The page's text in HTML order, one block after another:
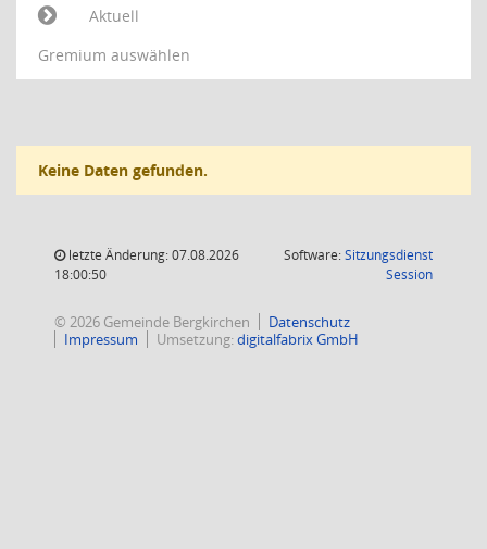
Aktuell
Gremium auswählen
Keine Daten gefunden.
letzte Änderung: 07.08.2026
18:00:50
Software:Sitzungsdienst
Session(Wird in
© 2026 Gemeinde Bergkirchen
Datenschutz
Impressum
Umsetzung:digitalfabrix GmbH